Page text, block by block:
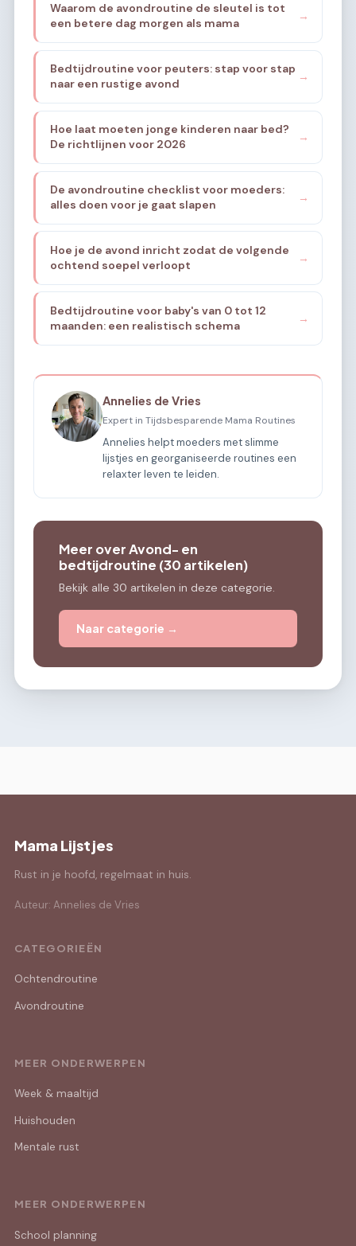
Waarom de avondroutine de sleutel is tot
een betere dag morgen als mama
→
Bedtijdroutine voor peuters: stap voor stap
naar een rustige avond
→
Hoe laat moeten jonge kinderen naar bed?
De richtlijnen voor 2026
→
De avondroutine checklist voor moeders:
alles doen voor je gaat slapen
→
Hoe je de avond inricht zodat de volgende
ochtend soepel verloopt
→
Bedtijdroutine voor baby's van 0 tot 12
maanden: een realistisch schema
→
Annelies de Vries
Expert in Tijdsbesparende Mama Routines
Annelies helpt moeders met slimme
lijstjes en georganiseerde routines een
relaxter leven te leiden.
Meer over Avond- en
bedtijdroutine (30 artikelen)
Bekijk alle 30 artikelen in deze categorie.
Naar categorie →
Mama Lijstjes
Rust in je hoofd, regelmaat in huis.
Auteur: Annelies de Vries
CATEGORIEËN
Ochtendroutine
Avondroutine
MEER ONDERWERPEN
Week & maaltijd
Huishouden
Mentale rust
MEER ONDERWERPEN
School planning